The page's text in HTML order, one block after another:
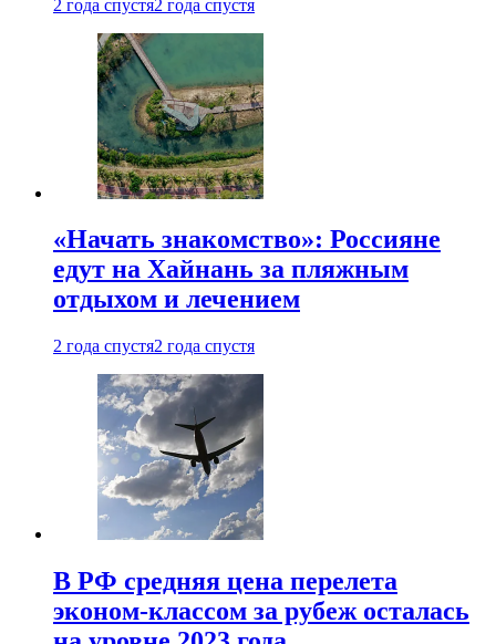
2 года спустя2 года спустя
«Начать знакомство»: Россияне
едут на Хайнань за пляжным
отдыхом и лечением
2 года спустя2 года спустя
В РФ средняя цена перелета
эконом-классом за рубеж осталась